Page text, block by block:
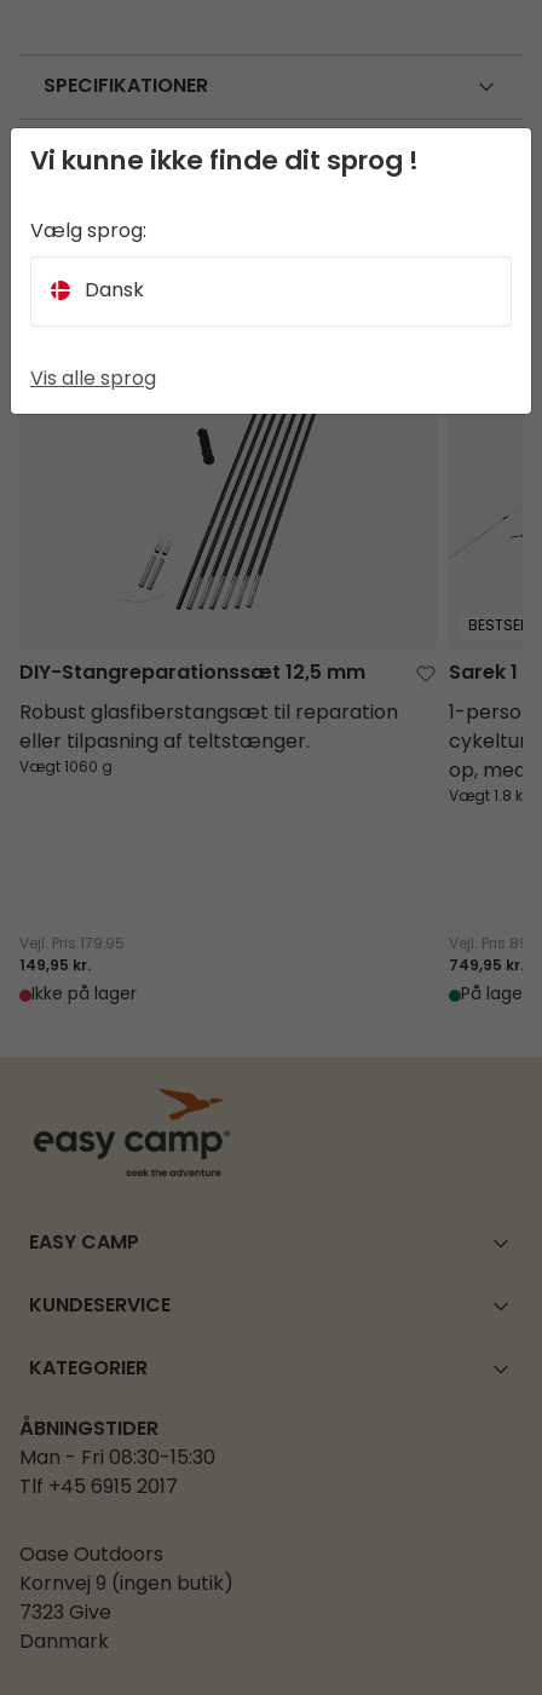
SPECIFIKATIONER
DETALJER
ANDRE HAR OGSÅ SET
DIY-Stangreparationssæt 12,5 mm
Robust glasfiberstangsæt til reparation
eller tilpasning af teltstænger.
Vægt 1060 g
Vejl. Pris 179,95
149,95 kr.
Ikke på lager
Sarek 1
1-
op, med
Vægt 1.8 kg
Vejl. Pris
749,95 kr.
På lager
EASY CAMP
KUNDESERVICE
KATEGORIER
ÅBNINGSTIDER
Man - Fri 08:30-15:30
Tlf +45 6915 2017
Oase Outdoors
Kornvej 9 (ingen butik)
7323 Give
Danmark
Vi kunne ikke finde dit sprog !
Vælg sprog:
Dansk
Vis alle sprog